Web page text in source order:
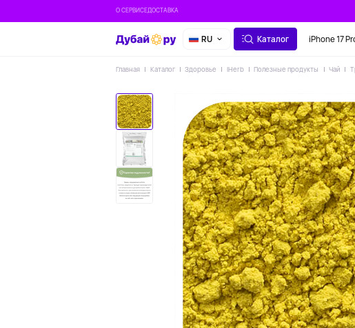
О СЕРВИСЕДОСТАВКА
RU Каталог iPhone 17
Главная Каталог Здоровье IHerb Полезные продукты Чай